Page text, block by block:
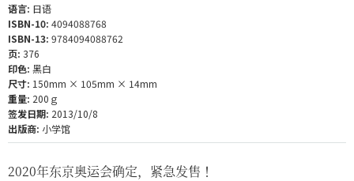
语言: 日语
ISBN-10: 4094088768
ISBN-13: 9784094088762
页: 376
印色: 黑白
尺寸: 150mm × 105mm × 14mm
重量: 200ｇ
签发日期: 2013/10/8
出版商: 小学馆
2020年东京奥运会确定，紧急发售！